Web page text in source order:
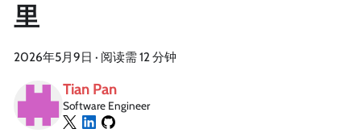
里
2026年5月9日 · 阅读需 12 分钟
Tian Pan
Software Engineer